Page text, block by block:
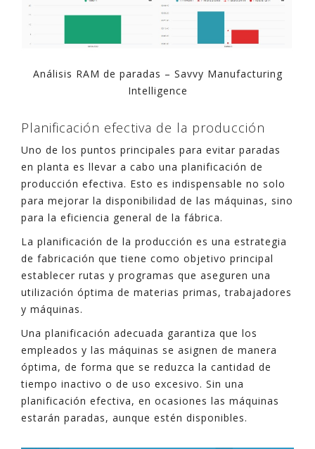
Análisis RAM de paradas – Savvy Manufacturing
Intelligence
Planificación efectiva de la producción
Uno de los puntos principales para evitar paradas
en planta es llevar a cabo una planificación de
producción efectiva. Esto es indispensable no solo
para mejorar la disponibilidad de las máquinas, sino
para la eficiencia general de la fábrica.
La planificación de la producción es una estrategia
de fabricación que tiene como objetivo principal
establecer rutas y programas que aseguren una
utilización óptima de materias primas, trabajadores
y máquinas.
Una planificación adecuada garantiza que los
empleados y las máquinas se asignen de manera
óptima, de forma que se reduzca la cantidad de
tiempo inactivo o de uso excesivo. Sin una
planificación efectiva, en ocasiones las máquinas
estarán paradas, aunque estén disponibles.